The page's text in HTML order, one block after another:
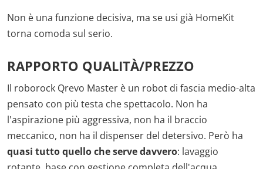
Non è una funzione decisiva, ma se usi già HomeKit
torna comoda sul serio.
RAPPORTO QUALITÀ/PREZZO
Il roborock Qrevo Master è un robot di fascia medio-alta
pensato con più testa che spettacolo. Non ha
l'aspirazione più aggressiva, non ha il braccio
meccanico, non ha il dispenser del detersivo. Però ha
quasi tutto quello che serve davvero: lavaggio